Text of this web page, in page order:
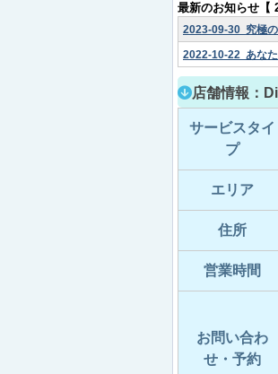
最新のお知らせ【
2023-09-30 究極
2022-10-22 あな
店舗情報：
サービスタイ
プ
エリア
住所
営業時間
お問い合わ
せ・予約